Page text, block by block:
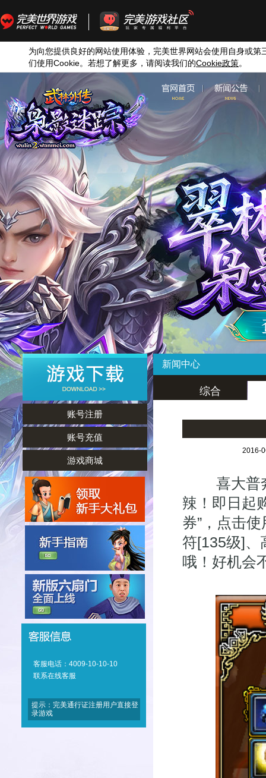
为向您提供良好的网站使用体验，完美世界网站会使用自身或第
们使用Cookie。若想了解更多，请阅读我们的Cookie政策。
账号注册
账号充值
游戏商城
客服电话：4009-10-10-10
联系在线客服
提示：完美通行证注册用户直接登
录游戏
新闻中心
综合
2016-
喜大普奔
辣！即日起
券”，点击
符[135级]、
哦！好机会